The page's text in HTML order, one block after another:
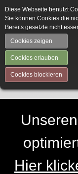
Hier
Diese Webseite benutzt
Sie können Cookies die
Bereits gesetzte nicht
Cookies zeigen
Cookies erlauben
Cookies blockieren